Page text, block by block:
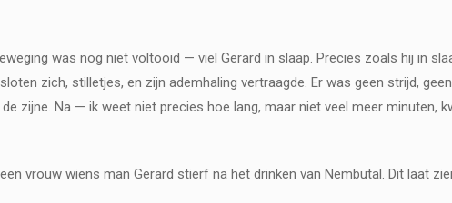
was nog niet voltooid — viel Gerard in slaap. Precies zoals hij in
zich, stilletjes, en zijn ademhaling vertraagde. Er was geen strijd,
zijne. Na — ik weet niet precies hoe lang, maar niet veel meer minuten,
vrouw wiens man Gerard stierf na het drinken van Nembutal. Dit laat